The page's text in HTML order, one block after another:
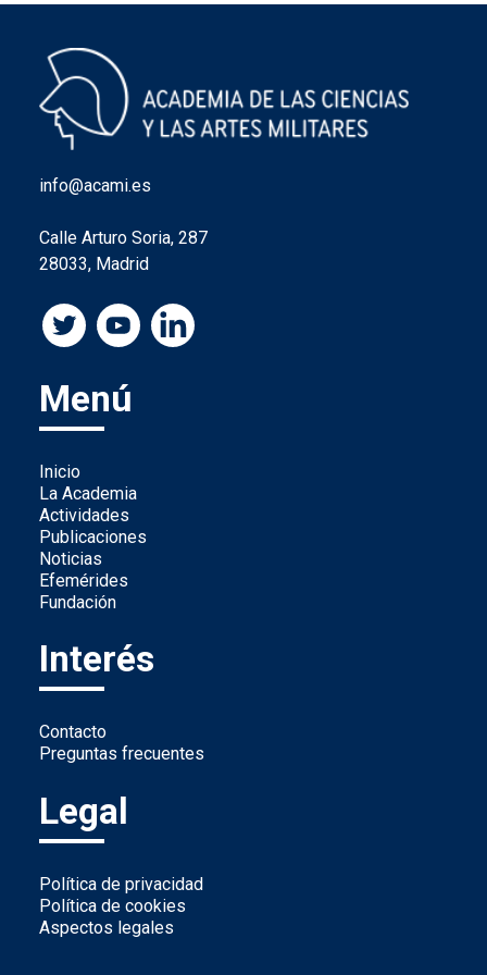
info@acami.es
Calle Arturo Soria, 287
28033, Madrid
Menú
Inicio
La Academia
Actividades
Publicaciones
Noticias
Efemérides
Fundación
Interés
Contacto
Preguntas frecuentes
Legal
Política de privacidad
Política de cookies
Aspectos legales